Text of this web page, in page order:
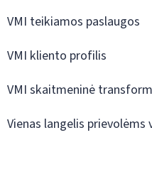
VMI teikiamos paslaugos
VMI kliento profilis
VMI skaitmeninė
Vienas langelis